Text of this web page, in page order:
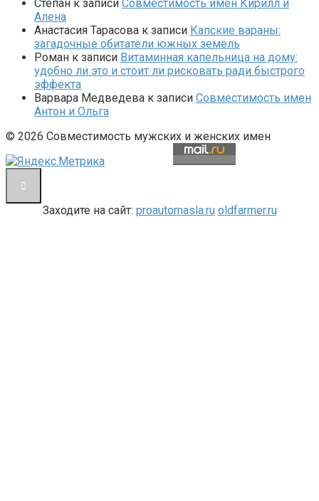
Степан к записи Совместимость имен Кирилл и
Алена
Анастасия Тарасова к записи Капские вараны:
загадочные обитатели южных земель
Роман к записи Витаминная капельница на дому:
удобно ли это и стоит ли рисковать ради быстрого
эффекта
Варвара Медведева к записи Совместимость имен
Антон и Ольга
© 2026 Совместимость мужских и женских имен
Заходите на сайт: proautomasla.ru oldfarmer.ru